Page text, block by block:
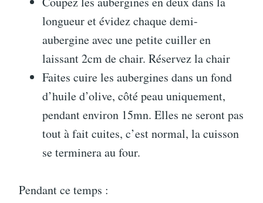
longueur et évidez chaque demi-
aubergine avec une petite cuiller en
laissant 2cm de chair. Réservez la chair
Faites cuire les aubergines dans un fond
d’huile d’olive, côté peau uniquement,
pendant environ 15mn. Elles ne seront pas
tout à fait cuites, c’est normal, la cuisson
se terminera au four.
Pendant ce temps :